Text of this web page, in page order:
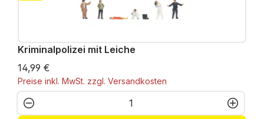
Kriminalpolizei mit Leiche
14,99 €
Preise inkl. MwSt. zzgl. Versandkosten
Produkt Anzahl: Gib den